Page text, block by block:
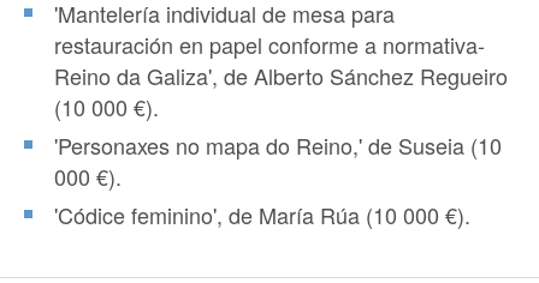
'Mantelería individual de mesa para
restauración en papel conforme a normativa-
Reino da Galiza', de Alberto Sánchez Regueiro
(10 000 €).
'Personaxes no mapa do Reino,' de Suseia (10
000 €).
'Códice feminino', de María Rúa (10 000 €).